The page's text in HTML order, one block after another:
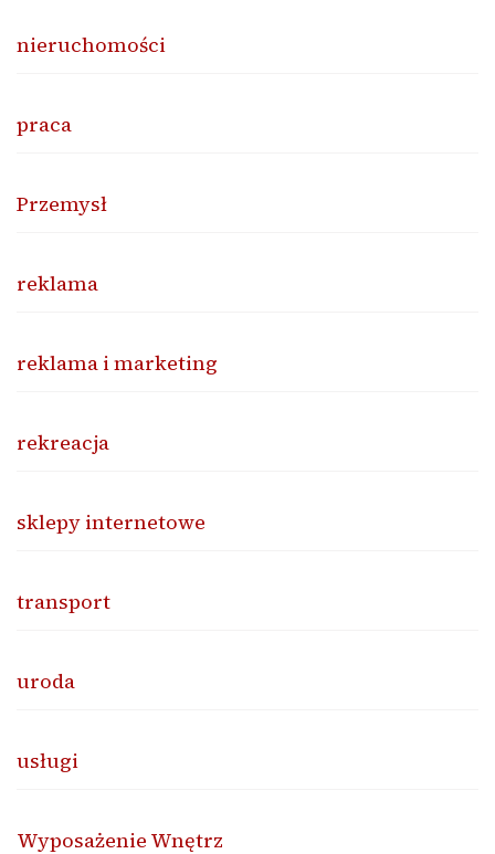
nieruchomości
praca
Przemysł
reklama
reklama i marketing
rekreacja
sklepy internetowe
transport
uroda
usługi
Wyposażenie Wnętrz